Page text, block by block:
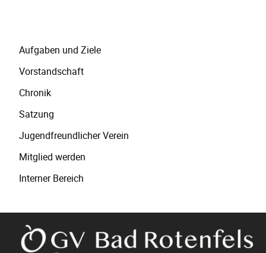
überspringen
Aufgaben und Ziele
Vorstandschaft
Chronik
Satzung
Jugendfreundlicher Verein
Mitglied werden
Interner Bereich